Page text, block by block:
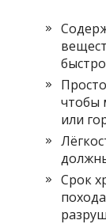
чтобы
или
Срок